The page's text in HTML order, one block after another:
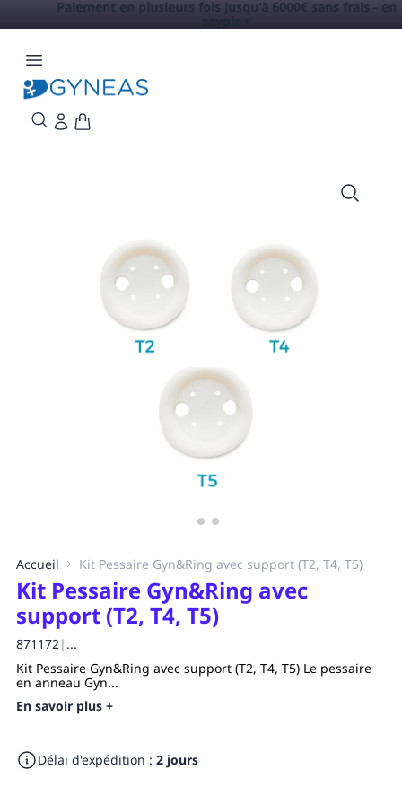
Paiement en plusieurs fois jusqu'à 6000€ sans frais -en
Accueil Kit Pessaire Gyn&Ring avec support (T2, T4, T5)
Kit Pessaire Gyn&Ring avec
support (T2, T4, T5)
871172| ...
Kit Pessaire Gyn&Ring avec support (T2, T4, T5) Le pessaire
en anneau Gyn...
En savoir plus +
Délai d'expédition : 2 jours